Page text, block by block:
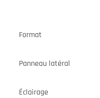
Format
Panneau latéral
Éclairage